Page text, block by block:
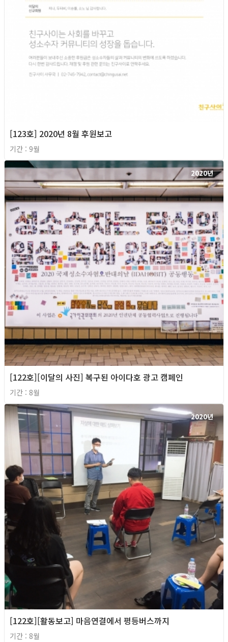
[123호] 2020년 8월 후원보고
기간 : 9월
2020년
[122호][이달의 사진] 복구된 아이다호 광고 캠페인
기간 : 8월
2020년
[122호][활동보고] 마음연결에서 평등버스까지
기간 : 8월